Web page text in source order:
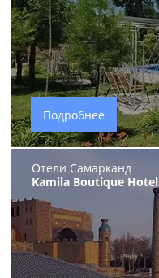
Подробнее
Отели Самарканд
Kamila Boutique Hotel